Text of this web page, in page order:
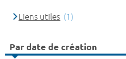
Liens utiles (1)
Par date de création